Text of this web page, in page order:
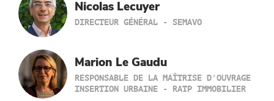
Nicolas Lecuyer
DIRECTEUR GÉNÉRAL - SEMAVO
Marion Le Gaudu
RESPONSABLE DE LA MAÎTRISE D'OUVRAGE
INSERTION URBAINE - RATP IMMOBILIER